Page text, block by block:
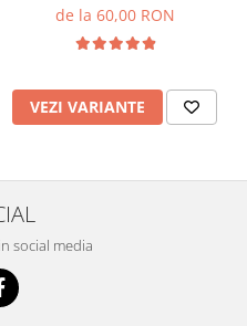
de la 60,00 RON
VEZI VARIANTE
social media